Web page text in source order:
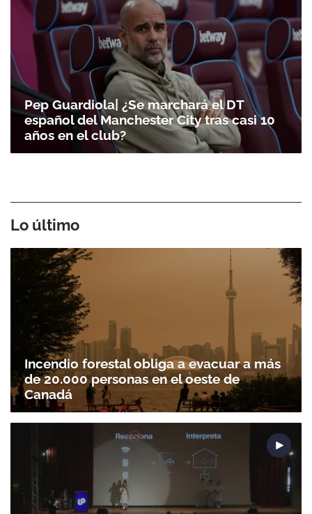
Pep Guardiola| ¿Se marchará el DT
español del Manchester City tras casi 10
años en el club?
Lo último
Incendio forestal obliga a evacuar a más
de 20.000 personas en el oeste de
Canadá